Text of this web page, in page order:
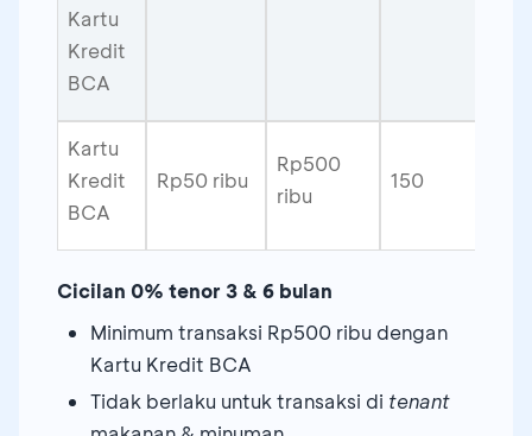
Kartu
Kredit
BCA
Kartu
Kredit
BCA
Rp50 ribu
Rp500
ribu
150
Cicilan 0% tenor 3 & 6 bulan
Minimum transaksi Rp500 ribu dengan
Kartu Kredit BCA
Tidak berlaku untuk transaksi di tenant